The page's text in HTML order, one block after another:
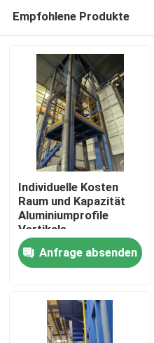
Haus
VR Show
Empfohlene Produkte
Individuelle Kosten
Raum und Kapazität
Aluminiumprofile
Vertikale
Pulverbeschichtungslinie
Hochleistung
Anfrage absenden